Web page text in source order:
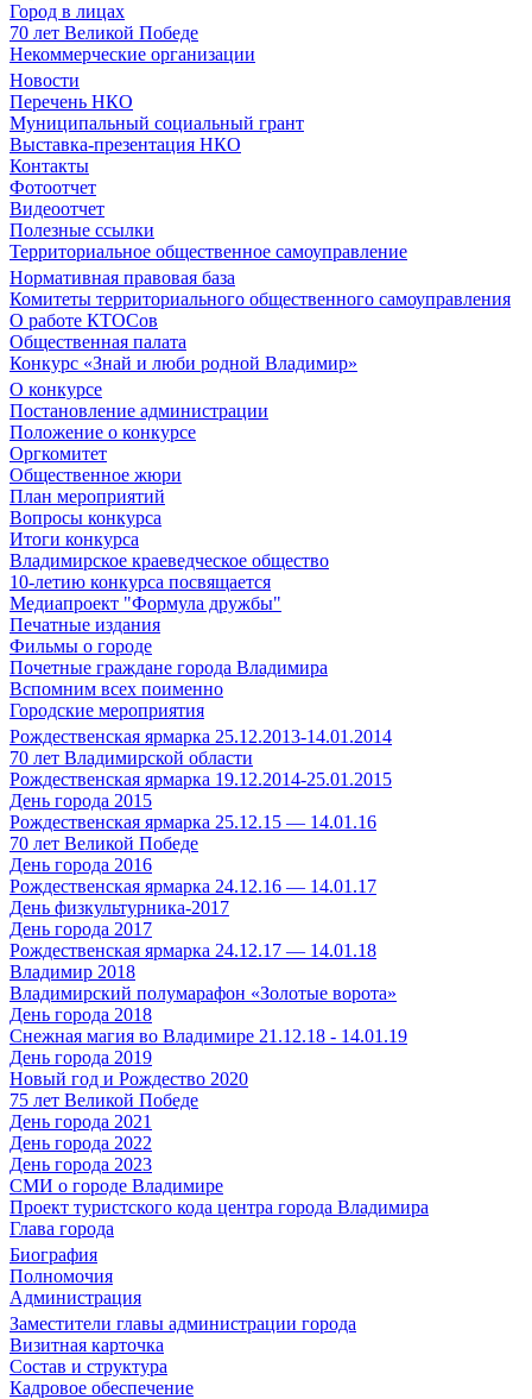
Город в лицах
70 лет Великой Победе
Некоммерческие организации
Новости
Перечень НКО
Муниципальный социальный грант
Выставка-презентация НКО
Контакты
Фотоотчет
Видеоотчет
Полезные ссылки
Территориальное общественное самоуправление
Нормативная правовая база
Комитеты территориального общественного самоуправления
О работе КТОСов
Общественная палата
Конкурс «Знай и люби родной Владимир»
О конкурсе
Постановление администрации
Положение о конкурсе
Оргкомитет
Общественное жюри
План мероприятий
Вопросы конкурса
Итоги конкурса
Владимирское краеведческое общество
10-летию конкурса посвящается
Медиапроект "Формула дружбы"
Печатные издания
Фильмы о городе
Почетные граждане города Владимира
Вспомним всех поименно
Городские мероприятия
Рождественская ярмарка 25.12.2013-14.01.2014
70 лет Владимирской области
Рождественская ярмарка 19.12.2014-25.01.2015
День города 2015
Рождественская ярмарка 25.12.15 — 14.01.16
70 лет Великой Победе
День города 2016
Рождественская ярмарка 24.12.16 — 14.01.17
День физкультурника-2017
День города 2017
Рождественская ярмарка 24.12.17 — 14.01.18
Владимир 2018
Владимирский полумарафон «Золотые ворота»
День города 2018
Снежная магия во Владимире 21.12.18 - 14.01.19
День города 2019
Новый год и Рождество 2020
75 лет Великой Победе
День города 2021
День города 2022
День города 2023
СМИ о городе Владимире
Проект туристского кода центра города Владимира
Глава города
Биография
Полномочия
Администрация
Заместители главы администрации города
Визитная карточка
Состав и структура
Кадровое обеспечение